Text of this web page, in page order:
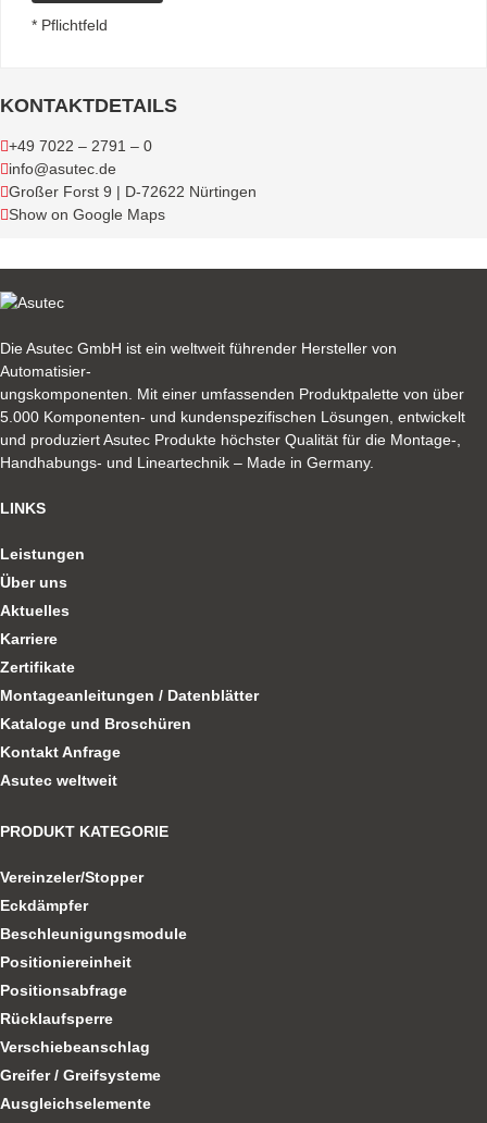
* Pflichtfeld
KONTAKTDETAILS
+49 7022 – 2791 – 0
info@asutec.de
Großer Forst 9 | D-72622 Nürtingen
Show on Google Maps
Die Asutec GmbH ist ein weltweit führender Hersteller von
Automatisier-
ungskomponenten. Mit einer umfassenden Produktpalette von über
5.000 Komponenten- und kundenspezifischen Lösungen, entwickelt
und produziert Asutec Produkte höchster Qualität für die Montage-,
Handhabungs- und Lineartechnik – Made in Germany.
LINKS
Leistungen
Über uns
Aktuelles
Karriere
Zertifikate
Montageanleitungen / Datenblätter
Kataloge und Broschüren
Kontakt Anfrage
Asutec weltweit
PRODUKT KATEGORIE
Vereinzeler/Stopper
Eckdämpfer
Beschleunigungsmodule
Positioniereinheit
Positionsabfrage
Rücklaufsperre
Verschiebeanschlag
Greifer / Greifsysteme
Ausgleichselemente